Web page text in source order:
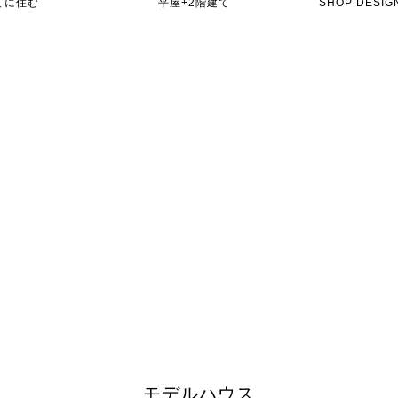
に住む 平屋+2階建て SHOP
モデルハウス